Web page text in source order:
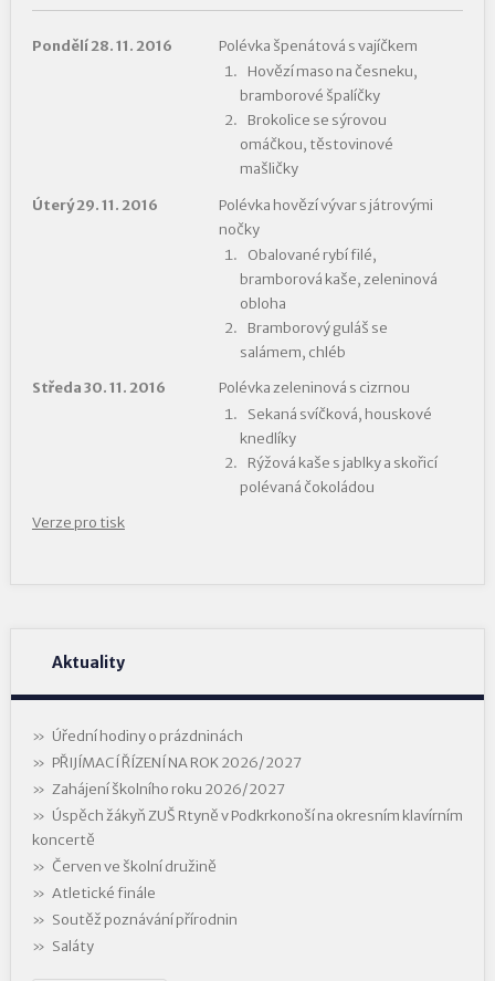
Pondělí 28. 11. 2016
Polévka špenátová s vajíčkem
Hovězí maso na česneku,
bramborové špalíčky
Brokolice se sýrovou
omáčkou, těstovinové
mašličky
Úterý 29. 11. 2016
Polévka hovězí vývar s játrovými
nočky
Obalované rybí filé,
bramborová kaše, zeleninová
obloha
Bramborový guláš se
salámem, chléb
Středa 30. 11. 2016
Polévka zeleninová s cizrnou
Sekaná svíčková, houskové
knedlíky
Rýžová kaše s jablky a skořicí
polévaná čokoládou
Verze pro tisk
Aktuality
Úřední hodiny o prázdninách
PŘIJÍMACÍ ŘÍZENÍ NA ROK 2026/2027
Zahájení školního roku 2026/2027
Úspěch žákyň ZUŠ Rtyně v Podkrkonoší na okresním klavírním
koncertě
Červen ve školní družině
Atletické finále
Soutěž poznávání přírodnin
Saláty